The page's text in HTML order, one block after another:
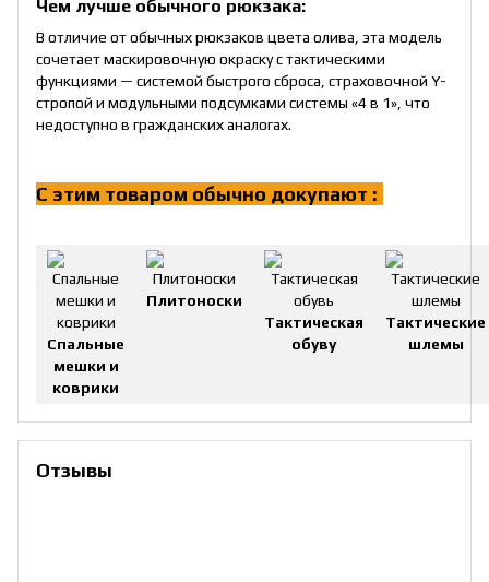
Чем лучше обычного рюкзака:
В отличие от обычных рюкзаков цвета олива, эта модель
сочетает маскировочную окраску с тактическими
функциями — системой быстрого сброса, страховочной Y-
стропой и модульными подсумками системы «4 в 1», что
недоступно в гражданских аналогах.
С этим товаром обычно докупают :
Спальные
мешки и
коврики
Плитоноски
Тактическая
обуву
Тактические
шлемы
Отзывы